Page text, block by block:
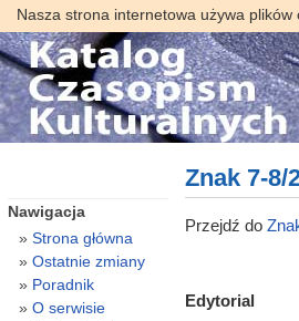
Nasza strona internetowa używa
Znak 7-8/
Przejdź do
Edytorial
Nawigacja
Strona główna
Ostatnie zmiany
Poradnik
O serwisie